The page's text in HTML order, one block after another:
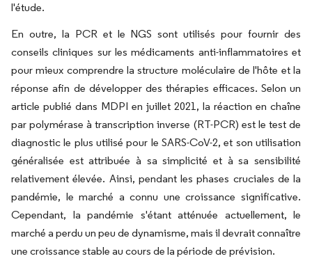
l'étude.
En outre, la PCR et le NGS sont utilisés pour fournir des
conseils cliniques sur les médicaments anti-inflammatoires et
pour mieux comprendre la structure moléculaire de l'hôte et la
réponse afin de développer des thérapies efficaces. Selon un
article publié dans MDPI en juillet 2021, la réaction en chaîne
par polymérase à transcription inverse (RT-PCR) est le test de
diagnostic le plus utilisé pour le SARS-CoV-2, et son utilisation
généralisée est attribuée à sa simplicité et à sa sensibilité
relativement élevée. Ainsi, pendant les phases cruciales de la
pandémie, le marché a connu une croissance significative.
Cependant, la pandémie s'étant atténuée actuellement, le
marché a perdu un peu de dynamisme, mais il devrait connaître
une croissance stable au cours de la période de prévision.